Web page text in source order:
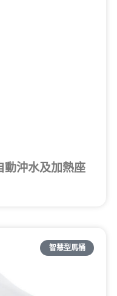
動沖水及加熱座
智慧型馬桶